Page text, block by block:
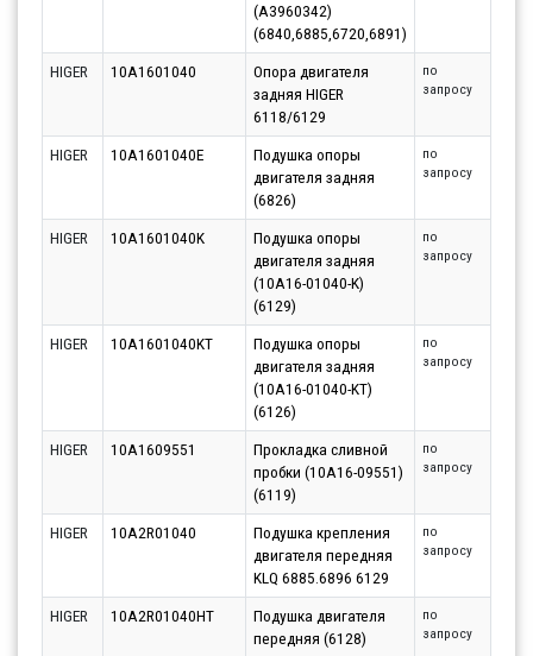
(A3960342)
(6840,6885,6720,6891)
HIGER 10A1601040
Опора двигателя
задняя HIGER
6118/6129
по
запросу
HIGER 10A1601040E
Подушка опоры
двигателя задняя
(6826)
по
запросу
HIGER 10A1601040K
Подушка опоры
двигателя задняя
(10A16-01040-K)
(6129)
по
запросу
HIGER 10A1601040KT
Подушка опоры
двигателя задняя
(10A16-01040-KT)
(6126)
по
запросу
HIGER 10A1609551
Прокладка сливной
пробки (10A16-09551)
(6119)
по
запросу
HIGER 10A2R01040
Подушка крепления
двигателя передняя
KLQ 6885.6896 6129
по
запросу
HIGER 10A2R01040HT
Подушка двигателя
передняя (6128)
по
запросу